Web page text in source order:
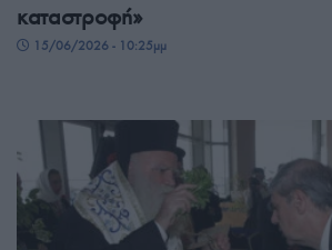
καταστροφή»
15/06/2026 - 10:25μμ